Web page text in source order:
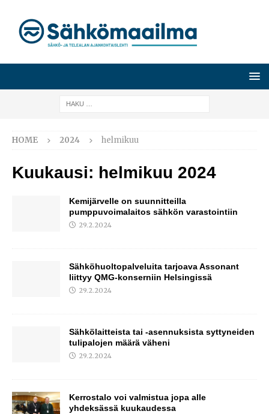
HOME 2024 helmikuu
Kuukausi: helmikuu 2024
Kemijärvelle on suunnitteilla
pumppuvoimalaitos sähkön varastointiin
29.2.2024
Sähköhuoltopalveluita tarjoava Assonant
liittyy QMG-konserniin Helsingissä
29.2.2024
Sähkölaitteista tai -asennuksista syttyneiden
tulipalojen määrä väheni
29.2.2024
Kerrostalo voi valmistua jopa alle
yhdeksässä kuukaudessa